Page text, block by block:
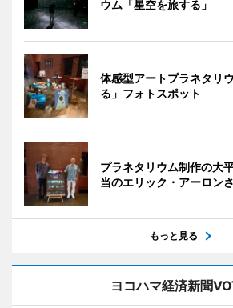
ウム「星空を旅する」
体感型アートプラネタリ
る」フォトスポット
プラネタリウム制作の大
当のエリック・アーロン
もっと見る
ヨコハマ経済新聞